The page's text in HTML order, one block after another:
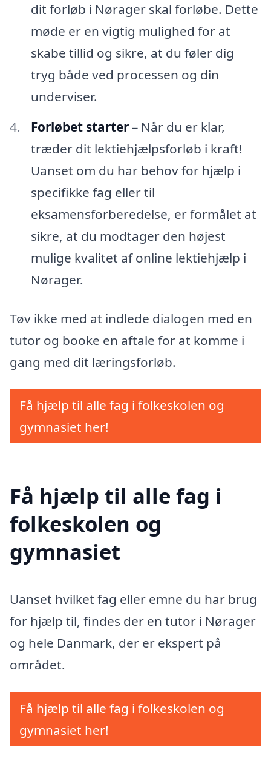
dit forløb i Nørager skal forløbe. Dette
møde er en vigtig mulighed for at
skabe tillid og sikre, at du føler dig
tryg både ved processen og din
underviser.
Forløbet starter– Når du er klar,
træder dit lektiehjælpsforløb i kraft!
Uanset om du har behov for hjælp i
specifikke fag eller til
eksamensforberedelse, er formålet at
sikre, at du modtager den højest
mulige kvalitet af online lektiehjælp i
Nørager.
Tøv ikke med at indlede dialogen med en
tutor og booke en aftale for at komme i
gang med dit læringsforløb.
Få hjælp til alle fag i folkeskolen og
gymnasiet her!
Få hjælp til alle fag i
folkeskolen og
gymnasiet
Uanset hvilket fag eller emne du har brug
for hjælp til, findes der en tutor i Nørager
og hele Danmark, der er ekspert på
området.
Få hjælp til alle fag i folkeskolen og
gymnasiet her!